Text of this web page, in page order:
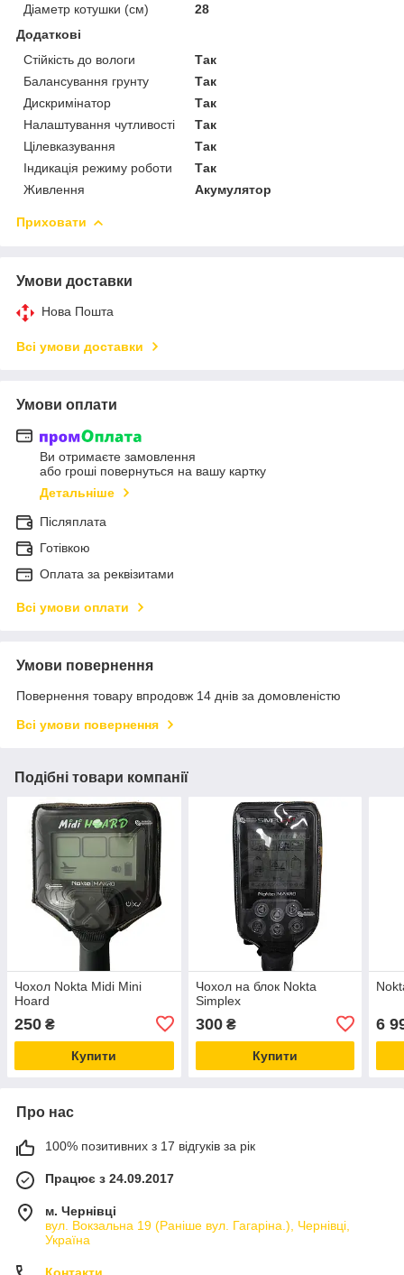
Діаметр котушки (см)
28
Додаткові
Стійкість до вологи
Так
Балансування грунту
Так
Дискримінатор
Так
Налаштування чутливості
Так
Цілевказування
Так
Індикація режиму роботи
Так
Живлення
Акумулятор
Приховати
Умови доставки
Нова Пошта
Всі умови доставки
Умови оплати
Ви отримаєте замовлення
або гроші повернуться на вашу картку
Детальніше
Післяплата
Готівкою
Оплата за реквізитами
Всі умови оплати
Умови повернення
Повернення товару впродовж 14 днів за домовленістю
Всі умови повернення
Подібні товари компанії
Чохол Nokta Midi Mini
Hoard
250 ₴
Купити
Чохол на блок Nokta
Simplex
300₴
Купити
6
Про нас
100% позитивних з 17 відгуків за рік
Працює з 24.09.2017
м. Чернівці
вул. Вокзальна 19 (Раніше вул. Гагаріна.), Чернівці,
Україна